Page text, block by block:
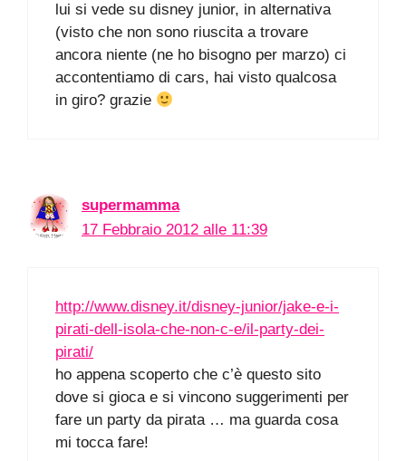
lui si vede su disney junior, in alternativa
(visto che non sono riuscita a trovare
ancora niente (ne ho bisogno per marzo) ci
accontentiamo di cars, hai visto qualcosa
in giro? grazie
supermamma
17 Febbraio 2012 alle 11:39
http://www.disney.it/disney-junior/jake-e-i-
pirati-dell-isola-che-non-c-e/il-party-dei-
pirati/
ho appena scoperto che c’è questo sito
dove si gioca e si vincono suggerimenti per
fare un party da pirata … ma guarda cosa
mi tocca fare!